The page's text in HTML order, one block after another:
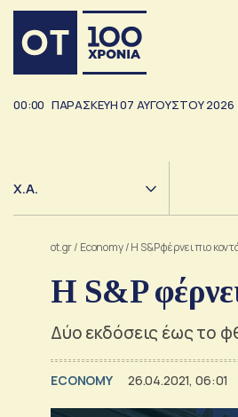
00:00 ΠΑΡΑΣΚΕΥΗ07 ΑΥΓΟΥΣΤΟΥ2026
Χ.Α.
ot.gr/ Economy/Η S&P φέρνει πιο
Η S&P
Δύο εκδόσεις έως το
ECONOMY 26.04.2021, 06:01